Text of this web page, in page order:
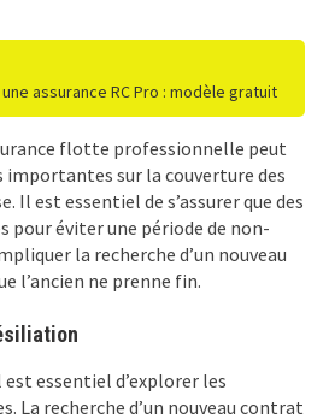
assurance RC Pro : modèle gratuit
flotte professionnelle peut
importantes sur la couverture des
Il est essentiel de s’assurer que des
pour éviter une période de non-
la recherche d’un nouveau
l’ancien ne prenne fin.
essentiel d’explorer les
La recherche d’un nouveau contrat